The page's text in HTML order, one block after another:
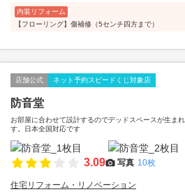
内装リフォーム
【フローリング】傷補修（5センチ四方まで）
店舗公式 ネット予約スピードくじ対象店
防音堂
お部屋に合わせて設計するのでデッドスペースが生ま
す。日本全国対応です
3.09 写真 10枚
住宅リフォーム・リノベーション